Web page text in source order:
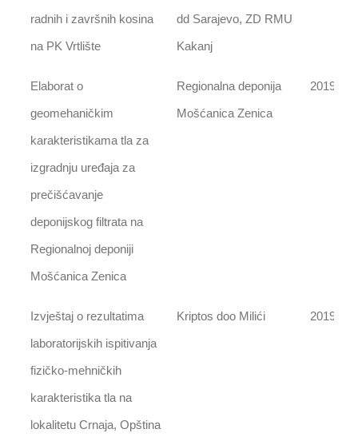
radnih i završnih kosina
na PK Vrtlište
dd Sarajevo, ZD RMU
Kakanj
Elaborat o
geomehaničkim
karakteristikama tla za
izgradnju uređaja za
prečišćavanje
deponijskog filtrata na
Regionalnoj deponiji
Mošćanica Zenica
Regionalna deponija
Mošćanica Zenica
2019
Izvještaj o rezultatima
laboratorijskih ispitivanja
fizičko-mehničkih
karakteristika tla na
lokalitetu Crnaja, Opština
Kriptos doo Milići 2019